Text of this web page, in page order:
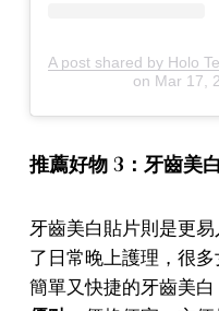
A post shared by Holo
on Mar 17,
推薦好物 3：牙齒美
牙齒美白貼片則是更
了日常晚上護理，很
簡單又快捷的牙齒美白